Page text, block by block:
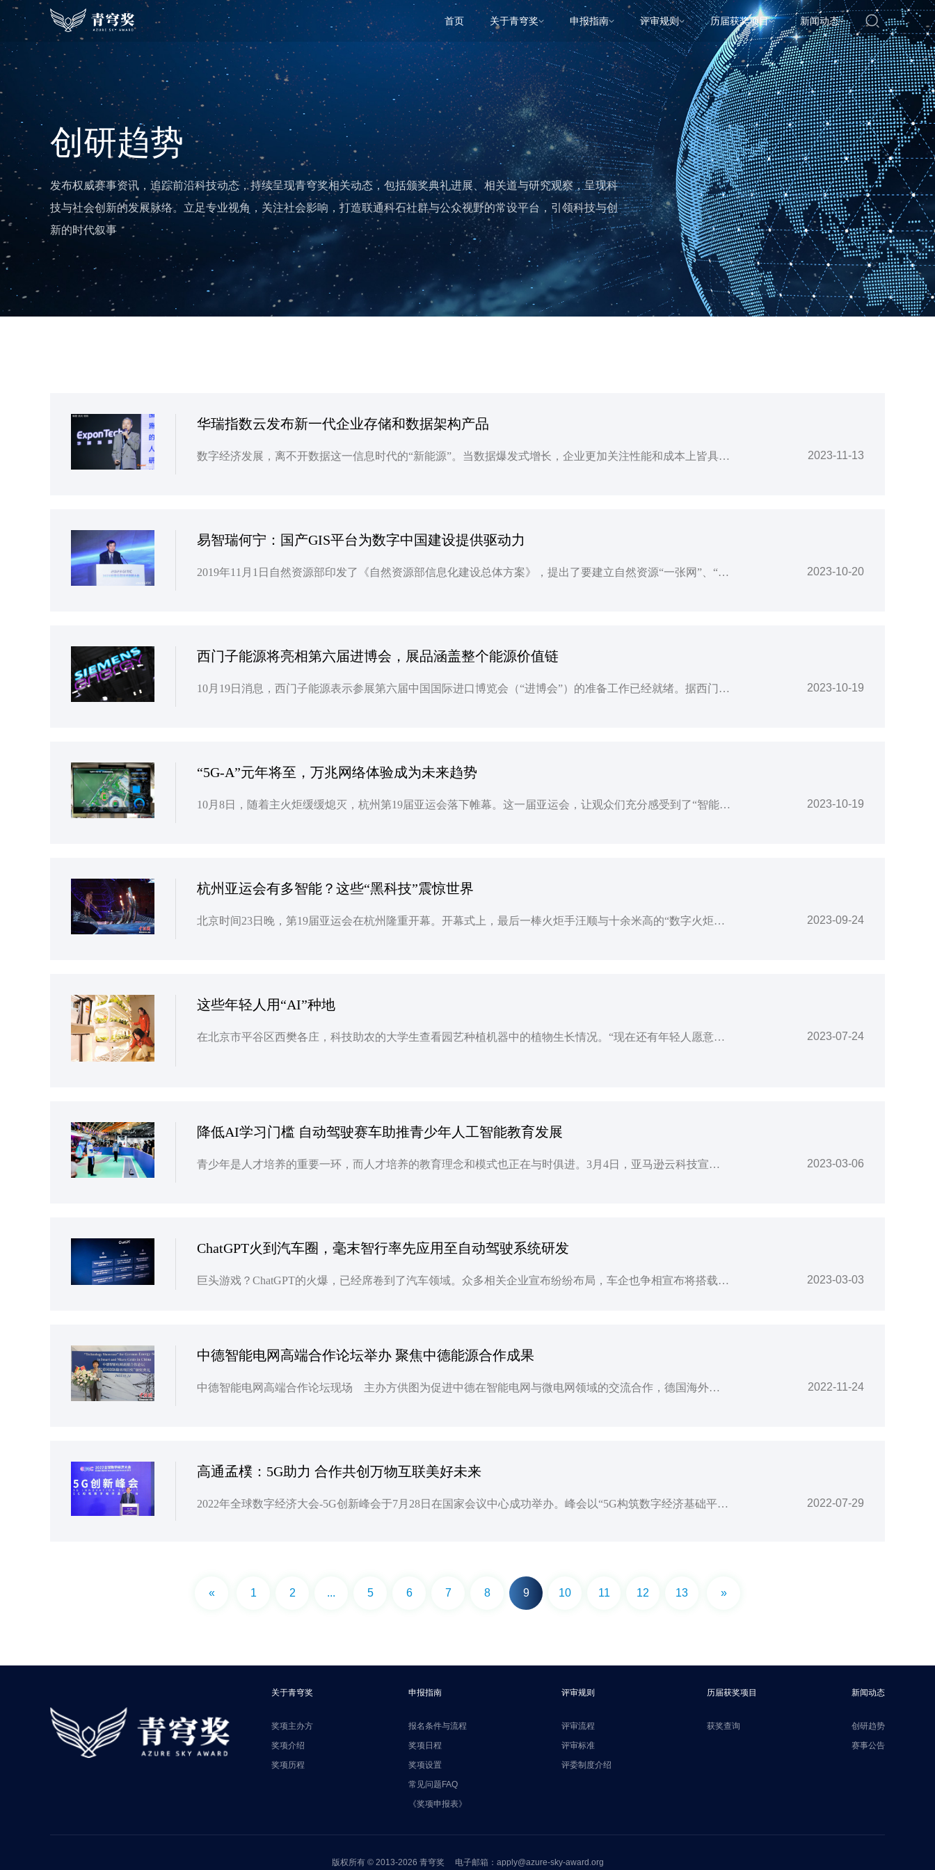
首页 关于青穹奖 申报指南 评审规则 历届获奖项目 新闻动态
创研趋势
发布权威赛事资讯，追踪前沿科技动态，持续呈现青穹奖相关动态，包括颁奖典礼进展、相关道与研究观察，呈现科
技与社会创新的发展脉络。立足专业视角，关注社会影响，打造联通科石社群与公众视野的常设平台，引领科技与创
新的时代叙事
华瑞指数云发布新一代企业存储和数据架构产品
数字经济发展，离不开数据这一信息时代的“新能源”。当数据爆发式增长，企业更加关注性能和成本上皆具备良好表现的“储能仓”？11月10日，华瑞指数云ExponTech发布了自主研发的高性能、高可靠的分布式存储产品ExponTech WDS。国防科技大学教授、中国计算机学会（CCF）杰出会员、CCF大数据专家委员会执行委员、CCF信息存储专委委员方粮教授在致辞中指出，“如果过去十年的发展重点是算力，那么 2023-11-13
易智瑞何宁：国产GIS平台为数字中国建设提供驱动力
2019年11月1日自然资源部印发了《自然资源部信息化建设总体方案》，提出了要建立自然资源“一张网”、“一张图”、“一个平台”、“三大应用体系”的信息化总体架构，明确提出要构建“地上地下、陆海相连”的统一的自然资源“一张图”大数据体系，不断提高“一张图”数据的准确性和完整性，加强三维空间自然资源信息的管理与应用，到2025年要建成以自然资源“一张图”为基础的自然资源大数据体系。这是对自然资源管理新 2023-10-20
西门子能源将亮相第六届进博会，展品涵盖整个能源价值链
10月19日消息，西门子能源表示参展第六届中国国际进口博览会（“进博会”）的准备工作已经就绪。据西门子能源方面称，本届进博会，西门子能源将以“携手前行，共创绿色未来”为主题以全新的形象和多样化的形式全面呈现在可持续能源领域最新的产品、技术、解决方案和成功实践。呈现的展品涵盖整个能源价值链，包括零碳或低碳排放发电、能源传输与存储、工业去碳化等领域。其中，面向未来的能源系统去碳化全景式互动应用、领先的 2023-10-19
“5G-A”元年将至，万兆网络体验成为未来趋势
10月8日，随着主火炬缓缓熄灭，杭州第19届亚运会落下帷幕。这一届亚运会，让观众们充分感受到了“智能”的办赛理念，从开幕式上的数字火炬手到赛场上抢镜的机器狗……近20项首推、首创、首用的应用和科技，让“未来感”无处不在。更为重要的是，尽管赛事已经结束，但是，很多赛时应用的新技术都将会融入杭州市民的日常生活中，继续服务这座城市。比如为满足赛事场馆网络保障的超大容量需求，杭州亚运会的48个竞赛场馆，通 2023-10-19
杭州亚运会有多智能？这些“黑科技”震惊世界
北京时间23日晚，第19届亚运会在杭州隆重开幕。开幕式上，最后一棒火炬手汪顺与十余米高的“数字火炬手”共同点燃主火炬塔。这一刻，数字世界与现实世界实现同频共振。作为本届亚运会办赛理念之一，“智能”一直贯穿于杭州亚运会筹备举办全过程。从场馆设计、参赛流程到观赛体验，先进的数字技术、一系列的智能化应用，不仅助力亚运精神薪火相传，也直接展示出数字中国建设的新成就。资料图：9月23日，杭州第19届亚运会开 2023-09-24
这些年轻人用“AI”种地
在北京市平谷区西樊各庄，科技助农的大学生查看园艺种植机器中的植物生长情况。“现在还有年轻人愿意种地吗？”“有！”今年2月，一群年轻人跑到上海崇明岛种菜，还在暑假展开了农业科研大赛。他们尝试突破学科壁垒，在没有土壤与日照的条件下，精细调控温、光、水、肥、气，不断设计优化智能算法，以更低能耗种出更高产量、更好品质的生菜。数字技术赋能农业，已经成为现代农业高质量发展的必选项。农研大赛促进成果转化来自中国 2023-07-24
降低AI学习门槛 自动驾驶赛车助推青少年人工智能教育发展
青少年是人才培养的重要一环，而人才培养的教育理念和模式也正在与时俱进。3月4日，亚马逊云科技宣布与中国教育学会科创教育协作体及上海市人工智能行业协会达成战略合作，将以Amazon DeepRacer人工智能学习工具为核心，在课程研发、师资培训、平台支持和以赛促学四个方面投入资源，计划在未来三年为十万名中国青少年提供相关培训，推动青少年人工智能教育发展。Amazon DeepRacer是亚马逊云科技 2023-03-06
ChatGPT火到汽车圈，毫末智行率先应用至自动驾驶系统研发
巨头游戏？ChatGPT的火爆，已经席卷到了汽车领域。众多相关企业宣布纷纷布局，车企也争相宣布将搭载类似产品。2月初，百度宣布将在今年3月完成类似ChatGPT的项目“文心一言”的内部测试。据悉，该产品是基于百度文心大模型ERNIE打造，具备跨模态、跨语言的深度语义理解与生成能力。在百度官宣推出该产品之后，截至2月20日，已有集度、岚图、红旗、长城、东风日产、爱驰、零跑、吉利汽车、海马汽车等近10 2023-03-03
中德智能电网高端合作论坛举办 聚焦中德能源合作成果
中德智能电网高端合作论坛现场 主办方供图为促进中德在智能电网与微电网领域的交流合作，德国海外商会联盟·大中华区受德国联邦经济和气候保护部委托，于24日下午采用线上及线下相结合的方式举办“中德智能电网高端合作论坛暨德国创新能效项目展示及颁奖活动”。德意志联邦共和国驻广州总领事馆副总领事Jan Kühn von Burgsdorff在线上出席活动并致辞。Burgsdorff指出，气候变化是当代人面对的 2022-11-24
高通孟樸：5G助力 合作共创万物互联美好未来
2022年全球数字经济大会-5G创新峰会于7月28日在国家会议中心成功举办。峰会以“5G构筑数字经济基础平台”为主题，旨在探讨5G网络变革与技术创新，共同培育5G垂直行业生态，推动建立数字经济发展的长效机制。高通公司中国区董事长孟樸受邀出席峰会并发表了题为《持续投入创新合作推动5G赋能数字经济高质量发展》的演讲，介绍了高通在5G助力数字化转型方面的洞察与实践。图为高通公司中国区董事长孟樸在2022 2022-07-29
« 1 2 ... 5 6 7 8 9 10 11 12 13 »
关于青穹奖
奖项主办方
奖项介绍
奖项历程
申报指南
报名条件与流程
奖项日程
奖项设置
常见问题FAQ
《奖项申报表》
评审规则
评审流程
评审标准
评委制度介绍
历届获奖项目
获奖查询
新闻动态
创研趋势
赛事公告
版权所有 © 2013-2026 青穹奖 电子邮箱：apply@azure-sky-award.org